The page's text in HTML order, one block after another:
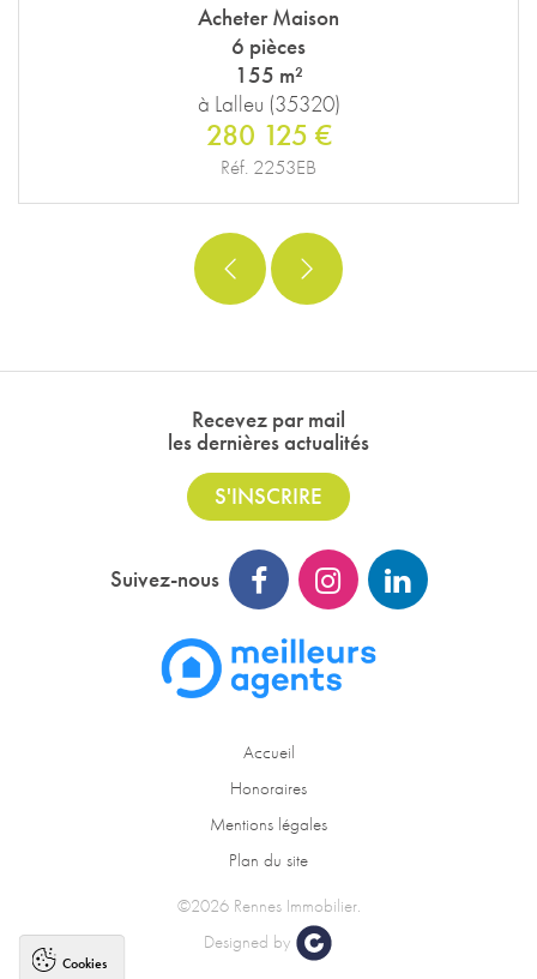
Acheter Maison
6 pièces
155 m²
à Lalleu (35320)
280 125 €
Réf. 2253EB
Recevez par mail
les dernières actualités
S'INSCRIRE
Suivez-nous
Accueil
Honoraires
Mentions légales
Plan du site
©2026 Rennes Immobilier.
Designed by
Cookies